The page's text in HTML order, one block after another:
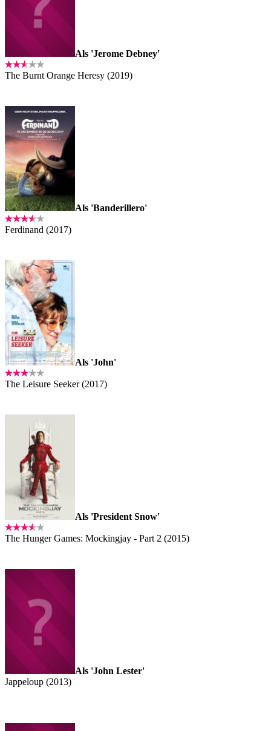
Als 'Jerome Debney'
The Burnt Orange Heresy (2019)
Als 'Banderillero'
Ferdinand (2017)
Als 'John'
The Leisure Seeker (2017)
Als 'President Snow'
The Hunger Games: Mockingjay - Part 2 (2015)
Als 'John Lester'
Jappeloup (2013)